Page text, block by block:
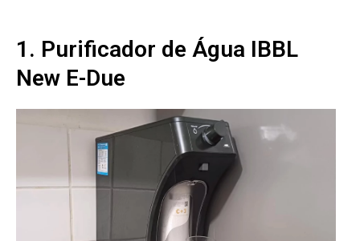
1. Purificador de Água IBBL
New E-Due